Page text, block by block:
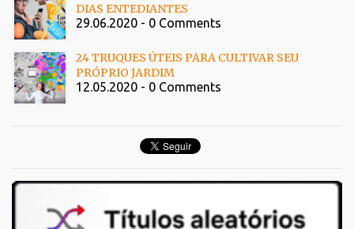
DIAS ENTEDIANTES
29.06.2020 - 0 Comments
24 TRUQUES ÚTEIS PARA CULTIVAR SEU
PRÓPRIO JARDIM
12.05.2020 - 0 Comments